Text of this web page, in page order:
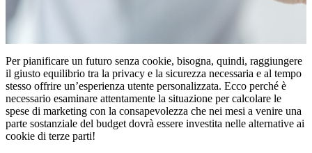
Per pianificare un futuro senza cookie, bisogna, quindi, raggiungere
il giusto equilibrio tra la privacy e la sicurezza necessaria e al tempo
stesso offrire un’esperienza utente personalizzata. Ecco perché è
necessario esaminare attentamente la situazione per calcolare le
spese di marketing con la consapevolezza che nei mesi a venire una
parte sostanziale del budget dovrà essere investita nelle alternative ai
cookie di terze parti!